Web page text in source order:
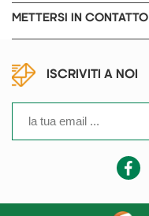
METTERSI IN CONTATTO
ISCRIVITI A NOI